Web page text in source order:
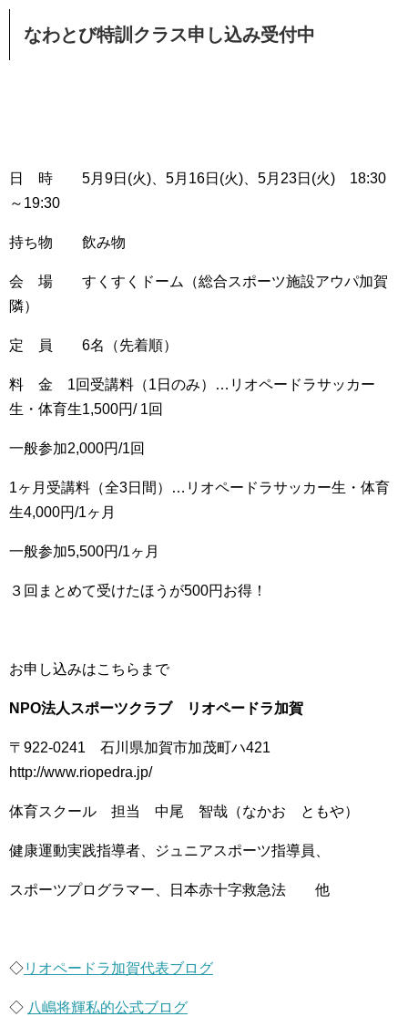
なわとび特訓クラス申し込み受付中
日 時 5月9日(火)、5月16日(火)、5月23日(火) 18:30
～19:30
持ち物 飲み物
会 場 すくすくドーム（総合スポーツ施設アウパ加賀
隣）
定 員 6名（先着順）
料 金 1回受講料（1日のみ）…リオペードラサッカー
生・体育生1,500円/ 1回
一般参加2,000円/1回
1ヶ月受講料（全3日間）…リオペードラサッカー生・体育
生4,000円/1ヶ月
一般参加5,500円/1ヶ月
３回まとめて受けたほうが500円お得！
お申し込みはこちらまで
NPO法人スポーツクラブ リオペードラ加賀
〒922-0241 石川県加賀市加茂町ハ421
http://www.riopedra.jp/
体育スクール 担当 中尾 智哉（なかお ともや）
健康運動実践指導者、ジュニアスポーツ指導員、
スポーツプログラマー、日本赤十字救急法 他
◇リオペードラ加賀代表ブログ
◇ 八嶋将輝私的公式ブログ